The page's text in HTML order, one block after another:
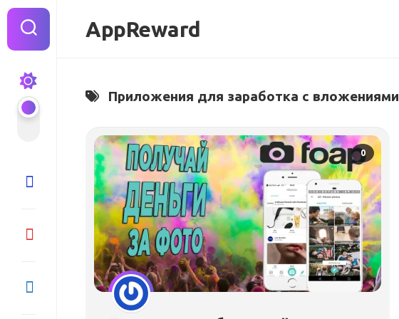
Перейти
содержанию
AppReward
Приложения для заработка с вложениями
0